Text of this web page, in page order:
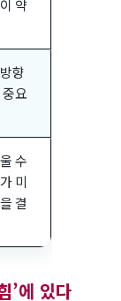
약
향
요
수
미
결
’에 있다